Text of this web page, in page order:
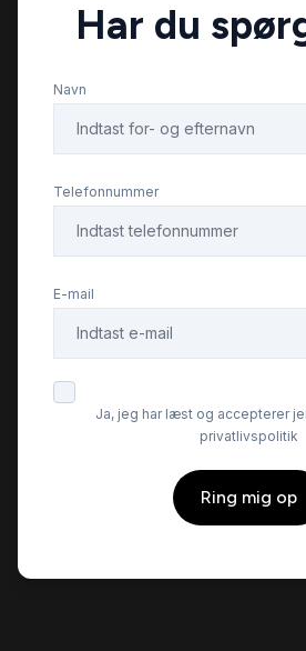
Har du
Navn
Telefonnummer
E-mail
Ja, jeg har læst og accepterer
privatlivspolitik
Ring mig op